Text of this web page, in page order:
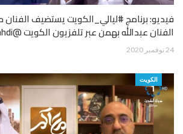
فيديو: برنامج #ليالي_الكويت يستضيف
الفنان عبدالله بهمن عبر تلفزيون الكويت @hussain_almhdi…
24 نوفمبر 2020
الكويت